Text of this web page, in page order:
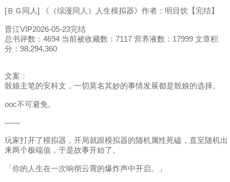
[ＢＧ同人] 《（综漫同人）人生模拟器》作者：明目饮【完结】
晋江VIP2026-05-23完结
总书评数：4694 当前被收藏数：7117 营养液数：17999 文章积
分：98,294,360
文案：
骰娘主笔的安科文，一切莫名其妙的事情发展都是骰娘的选择。
ooc不可避免。
——
玩家打开了模拟器，开局就跟模拟器的随机属性死磕，直至随机出
来两个极端值，于是故事开始了。
「你的人生在一次响彻云霄的爆炸声中开启。」